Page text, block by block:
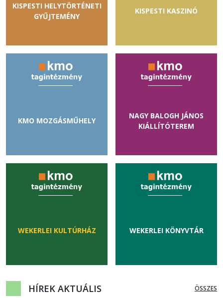
KISPESTI HELYTÖRTÉNETI
GYŰJTEMÉNY
KISPESTI KASZINÓ
KMO MOZGÁSMŰHELY
NAGY BALOGH JÁNOS
KIÁLLÍTÓTEREM
WEKERLEI KULTÚRHÁZ WEKERLEI KÖNYVTÁR
HÍREK AKTUÁLIS ÖSSZES